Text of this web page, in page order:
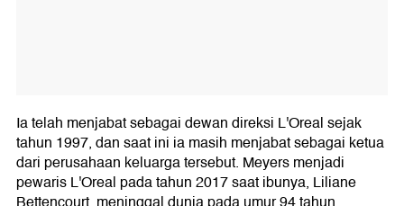
Ia telah menjabat sebagai dewan direksi L'Oreal sejak
tahun 1997, dan saat ini ia masih menjabat sebagai ketua
dari perusahaan keluarga tersebut. Meyers menjadi
pewaris L'Oreal pada tahun 2017 saat ibunya, Liliane